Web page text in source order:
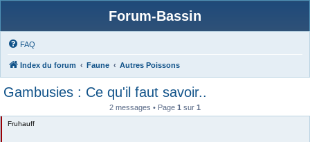
Forum-Bassin
FAQ
Index du forum Faune Autres Poissons
Gambusies : Ce qu'il faut savoir..
2 messages • Page 1 sur 1
Fruhauff